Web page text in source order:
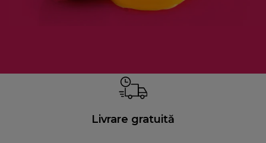
Livrare gratuită